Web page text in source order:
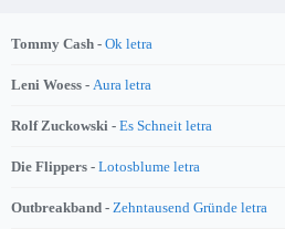
Tommy Cash - Ok letra
Leni Woess - Aura letra
Rolf Zuckowski - Es Schneit letra
Die Flippers - Lotosblume letra
Outbreakband - Zehntausend Gründe letra